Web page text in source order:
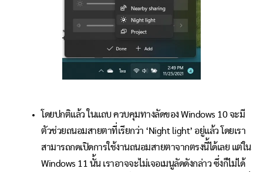
โดยปกติแล้ว ในแถบ ควบคุมทางลัดของ Windows 10 จะมี
ตัวช่วยถนอมสายตาที่เรียกว่า ‘Night light’ อยู่แล้ว โดยเรา
สามารถกดเปิดการใช้งานถนอมสายตาจากตรงนี้ได้เลย แต่ใน
Windows 11 นั้น เราอาจจะไม่เจอเมนูลัดดังกล่าว ซึ่งก็ไม่ได้